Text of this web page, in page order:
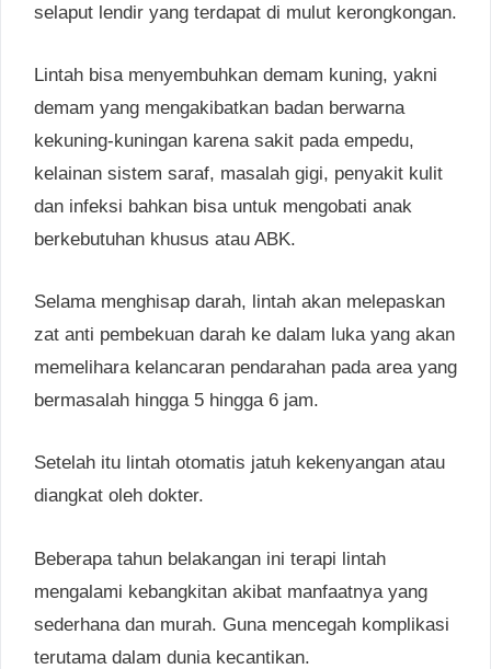
selaput lendir yang terdapat di mulut kerongkongan.
Lintah bisa menyembuhkan demam kuning, yakni
demam yang mengakibatkan badan berwarna
kekuning-kuningan karena sakit pada empedu,
kelainan sistem saraf, masalah gigi, penyakit kulit
dan infeksi bahkan bisa untuk mengobati anak
berkebutuhan khusus atau ABK.
Selama menghisap darah, lintah akan melepaskan
zat anti pembekuan darah ke dalam luka yang akan
memelihara kelancaran pendarahan pada area yang
bermasalah hingga 5 hingga 6 jam.
Setelah itu lintah otomatis jatuh kekenyangan atau
diangkat oleh dokter.
Beberapa tahun belakangan ini terapi lintah
mengalami kebangkitan akibat manfaatnya yang
sederhana dan murah. Guna mencegah komplikasi
terutama dalam dunia kecantikan.